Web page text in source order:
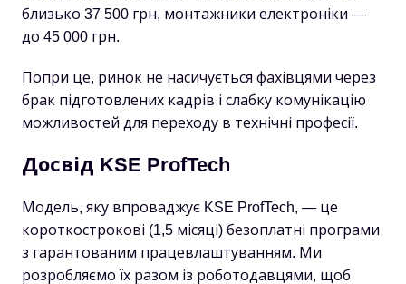
близько 37 500 грн, монтажники електроніки —
до 45 000 грн.
Попри це, ринок не насичується фахівцями через
брак підготовлених кадрів і слабку комунікацію
можливостей для переходу в технічні професії.
Досвід KSE ProfTech
Модель, яку впроваджує KSE ProfTech, — це
короткострокові (1,5 місяці) безоплатні програми
з гарантованим працевлаштуванням. Ми
розробляємо їх разом із роботодавцями, щоб